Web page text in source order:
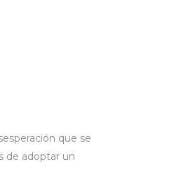
que se
de adoptar un